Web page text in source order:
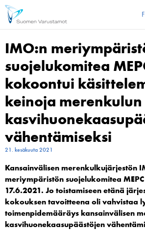
IMO:n
suojelukomitea
kokoontui
keinoja merenkulun
vähentämiseksi
21. kesäkuuta 2021
Kansainvälisen merenkulkujärjestön
meriympäristön suojelukomitea
17.6.2021. Jo toistamiseen etänä
kokouksen tavoitteena oli vahvistaa
toimenpidemääräys kansainvälisen
kasvihuonekaasupäästöjen